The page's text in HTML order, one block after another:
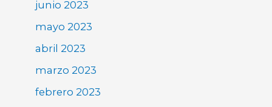
junio 2023
mayo 2023
abril 2023
marzo 2023
febrero 2023